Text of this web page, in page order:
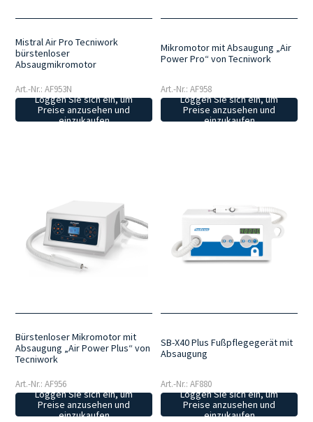
Mistral Air Pro Tecniwork
bürstenloser
Absaugmikromotor
Art.-Nr.: AF953N
Loggen Sie sich ein, um
Preise anzusehen und
einzukaufen
Mikromotor mit Absaugung „Air
Power Pro“ von Tecniwork
Art.-Nr.: AF958
Loggen Sie sich ein, um
Preise anzusehen und
einzukaufen
Bürstenloser Mikromotor mit
Absaugung „Air Power Plus“ von
Tecniwork
Art.-Nr.: AF956
Loggen Sie sich ein, um
Preise anzusehen und
einzukaufen
SB-X40 Plus Fußpflegegerät mit
Absaugung
Art.-Nr.: AF880
Loggen Sie sich ein, um
Preise anzusehen und
einzukaufen